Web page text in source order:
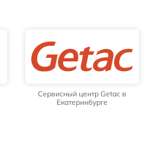
Сервисный центр Getac в
Екатеринбурге